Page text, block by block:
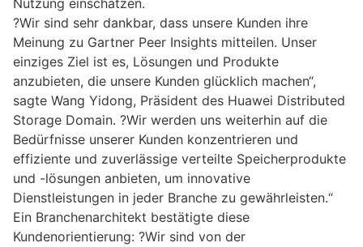
Nutzung einschätzen.
?Wir sind sehr dankbar, dass unsere Kunden ihre
Meinung zu Gartner Peer Insights mitteilen. Unser
einziges Ziel ist es, Lösungen und Produkte
anzubieten, die unsere Kunden glücklich machen“,
sagte Wang Yidong, Präsident des Huawei Distributed
Storage Domain. ?Wir werden uns weiterhin auf die
Bedürfnisse unserer Kunden konzentrieren und
effiziente und zuverlässige verteilte Speicherprodukte
und -lösungen anbieten, um innovative
Dienstleistungen in jeder Branche zu gewährleisten.“
Ein Branchenarchitekt bestätigte diese
Kundenorientierung: ?Wir sind von der